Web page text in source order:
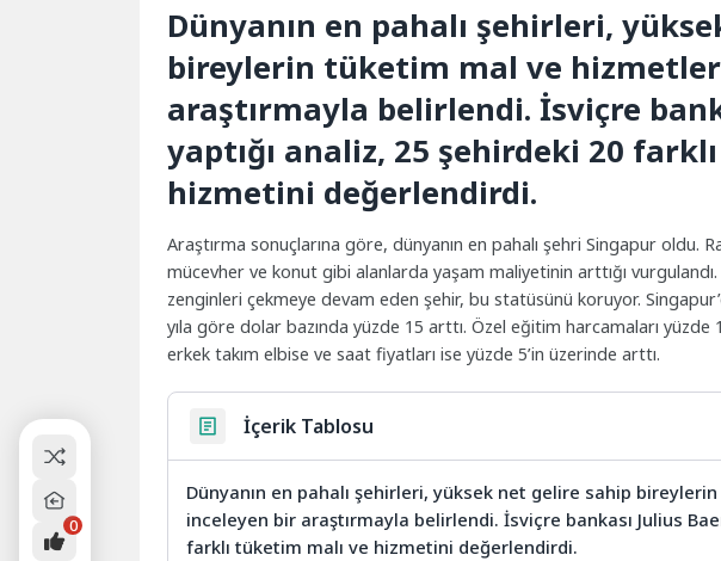
Dünyanın en pahalı şehirleri,
bireylerin tüketim mal ve
araştırmayla belirlendi. İsviçre
yaptığı analiz, 25 şehirdeki 20
hizmetini değerlendirdi.
Araştırma sonuçlarına göre, dünyanın en pahalı şehri Singapur oldu.
mücevher ve konut gibi alanlarda yaşam maliyetinin arttığı
zenginleri çekmeye devam eden şehir, bu statüsünü koruyor.
yıla göre dolar bazında yüzde 15 arttı. Özel eğitim harcamaları yüzde
erkek takım elbise ve saat fiyatları ise yüzde 5’in üzerinde arttı.
İçerik Tablosu
Dünyanın en pahalı şehirleri, yüksek net gelire sahip
inceleyen bir araştırmayla belirlendi. İsviçre bankası Julius
farklı tüketim malı ve hizmetini değerlendirdi.
0